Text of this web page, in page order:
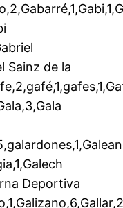
Sainz de la
Deportiva